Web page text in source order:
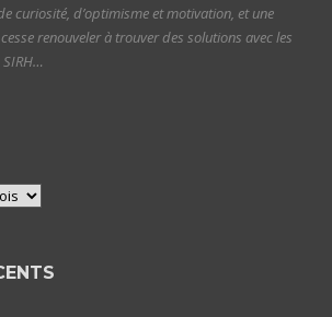
curiosité, d’optimisme et motivation, et une
renouveler à trouver des solutions avec les